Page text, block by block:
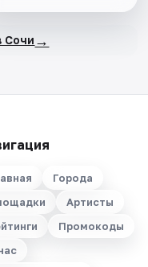
Сочи →
Города
Артисты
Промокоды